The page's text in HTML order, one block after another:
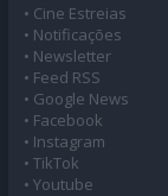
• Cine Estreias
• Notificações
• Newsletter
• Feed RSS
• Google News
• Facebook
• Instagram
• TikTok
• Youtube